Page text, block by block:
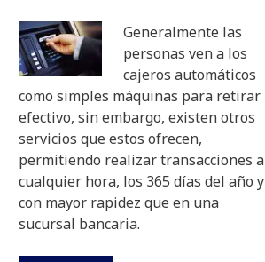
Generalmente las
personas ven a los
cajeros automáticos
como simples máquinas para retirar
efectivo, sin embargo, existen otros
servicios que estos ofrecen,
permitiendo realizar transacciones a
cualquier hora, los 365 días del año y
con mayor rapidez que en una
sucursal bancaria.